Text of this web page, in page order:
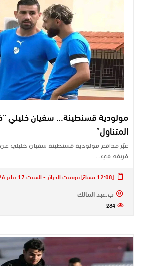
مولودية قسنطينة… سفيان خليلي
المتناول”
عبّر مدافع مولودية قسنطينة سفيان خليلي
فريقه في…
[12:08 مساءً] بتوقيت الجزائر - السبت 17 يناير 2026
ب.عبد المالك
284